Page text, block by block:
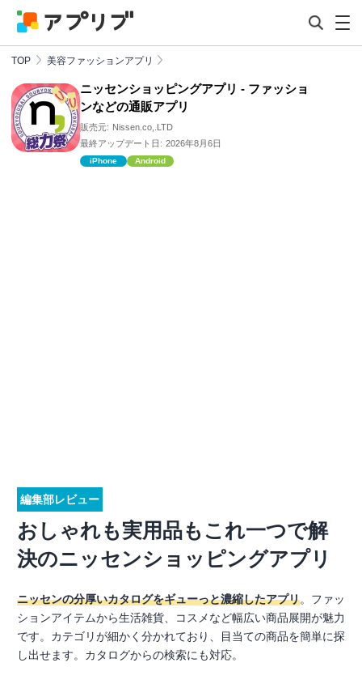
TOP 美容ファッションアプリ
ニッセンショッピングアプリ - ファッショ
ンなどの通販アプリ
販売元: Nissen.co,.LTD
最終アップデート日: 2026年8月6日
iPhone Android
編集部レビュー
おしゃれも実用品もこれ一つで解
決のニッセンショッピングアプリ
ニッセンの分厚いカタログをギューっと濃縮したアプリ。ファッ
ションアイテムから生活雑貨、コスメなど幅広い商品展開が魅力
です。カテゴリが細かく分かれており、目当ての商品を簡単に探
し出せます。カタログからの検索にも対応。